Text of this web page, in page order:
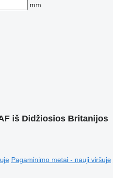
mm
iš Didžiosios Britanijos
Pagaminimo metai - nauji viršuje